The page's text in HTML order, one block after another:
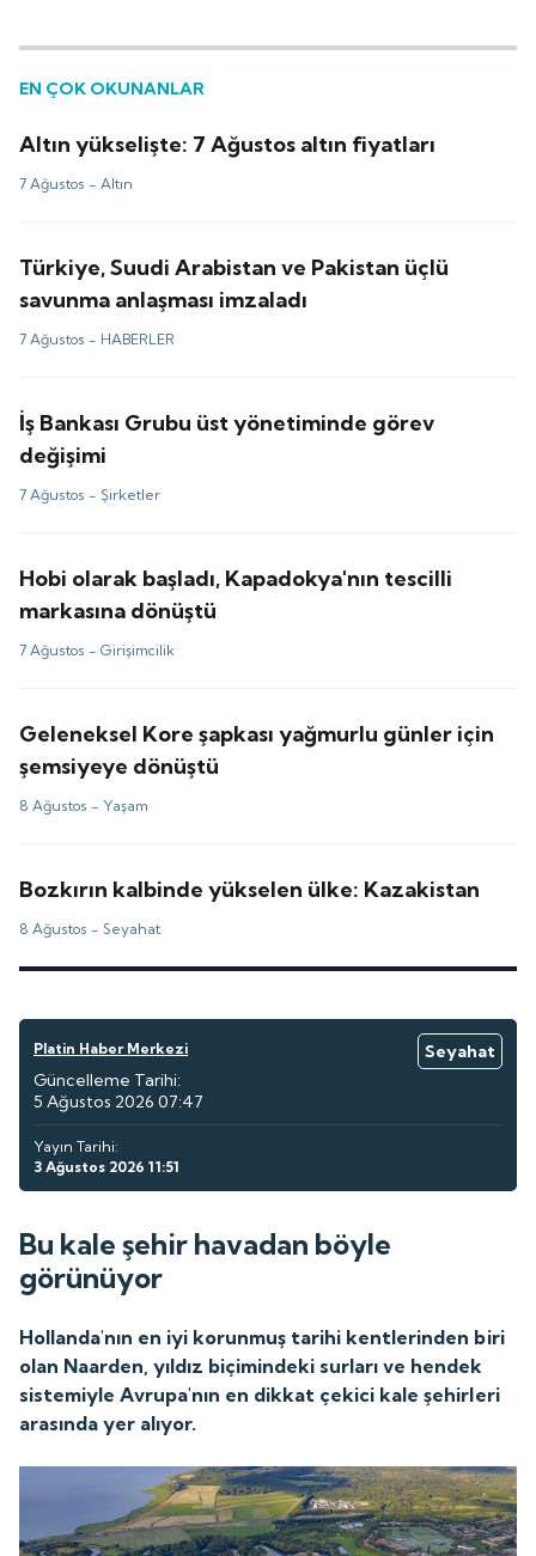
EN ÇOK OKUNANLAR
Altın yükselişte: 7 Ağustos altın fiyatları
7 Ağustos -Altın
Türkiye, Suudi Arabistan ve Pakistan üçlü
savunma anlaşması imzaladı
7 Ağustos - HABERLER
İş Bankası Grubu üst yönetiminde görev
değişimi
7 Ağustos -Şirketler
Hobi olarak başladı, Kapadokya'nın tescilli
markasına dönüştü
7 Ağustos -Girişimcilik
Geleneksel Kore şapkası yağmurlu günler için
şemsiyeye dönüştü
8 Ağustos - Yaşam
Bozkırın kalbinde yükselen ülke: Kazakistan
8 Ağustos -Seyahat
Platin Haber Merkezi
Seyahat
Güncelleme Tarihi:
5 Ağustos 2026 07:47
Yayın Tarihi:
3 Ağustos 2026 11:51
Bu kale şehir havadan böyle
görünüyor
Hollanda'nın en iyi korunmuş tarihi kentlerinden biri
olan Naarden, yıldız biçimindeki surları ve hendek
sistemiyle Avrupa'nın en dikkat çekici kale şehirleri
arasında yer alıyor.